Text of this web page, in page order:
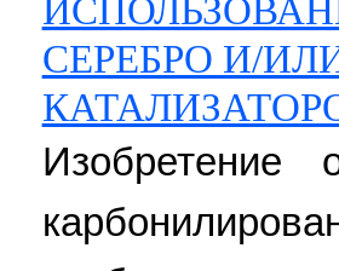
СЕРЕБРО И/
Изобретение